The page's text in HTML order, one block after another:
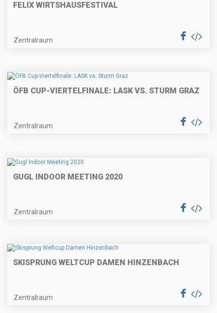
FELIX WIRTSHAUSFESTIVAL
Zentralraum
ÖFB CUP-VIERTELFINALE: LASK VS. STURM GRAZ
Zentralraum
GUGL INDOOR MEETING 2020
Zentralraum
SKISPRUNG WELTCUP DAMEN HINZENBACH
Zentralraum